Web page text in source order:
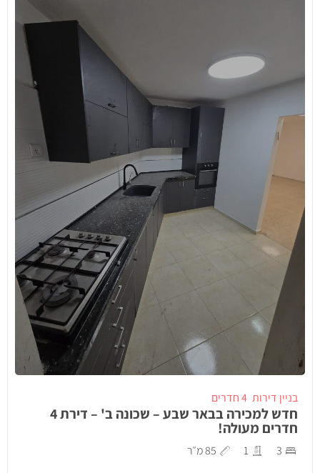
בניין דירות 4 חדרים
חדש למכירה בבאר שבע – שכונה ב' – דירת 4
חדרים מעולה!
3
1 85 מ״ר